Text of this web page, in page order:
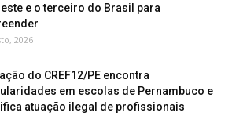
e o terceiro do Brasil para
2026
do CREF12/PE encontra
em escolas de Pernambuco e
atuação ilegal de profissionais